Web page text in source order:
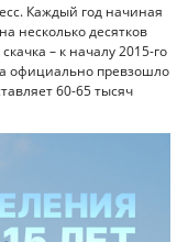
Каждый год начиная
несколько десятков
– к началу 2015-го
официально превзошло
60-65 тысяч